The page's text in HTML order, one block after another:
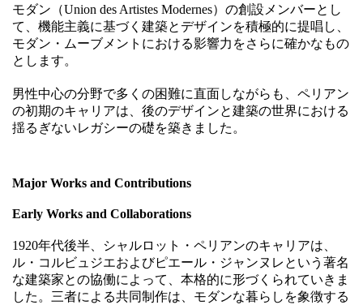
モダン（Union des Artistes Modernes）の創設メンバーとし
て、機能主義に基づく建築とデザインを積極的に提唱し、
モダン・ムーブメントにおける影響力をさらに確かなもの
とします。
男性中心の分野で多くの困難に直面しながらも、ペリアン
の初期のキャリアは、後のデザインと建築の世界における
揺るぎないレガシーの礎を築きました。
Major Works and Contributions
Early Works and Collaborations
1920年代後半、シャルロット・ペリアンのキャリアは、
ル・コルビュジエおよびピエール・ジャンヌレという著名
な建築家との協働によって、本格的に形づくられていきま
した。三者による共同制作は、モダンな暮らしを象徴する